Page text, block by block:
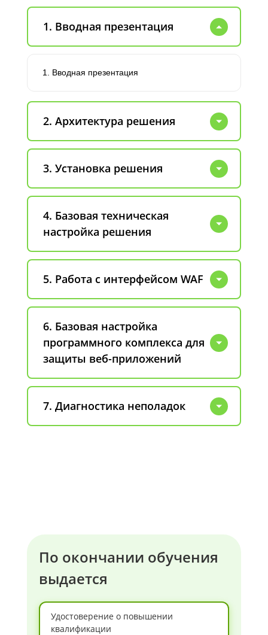
1. Вводная презентация
1. Вводная презентация
2. Архитектура решения
3. Установка решения
4. Базовая техническая
настройка решения
5. Работа с интерфейсом WAF
6. Базовая настройка
программного комплекса для
защиты веб-приложений
7. Диагностика неполадок
По окончании обучения
выдается
Удостоверение о повышении
квалификации